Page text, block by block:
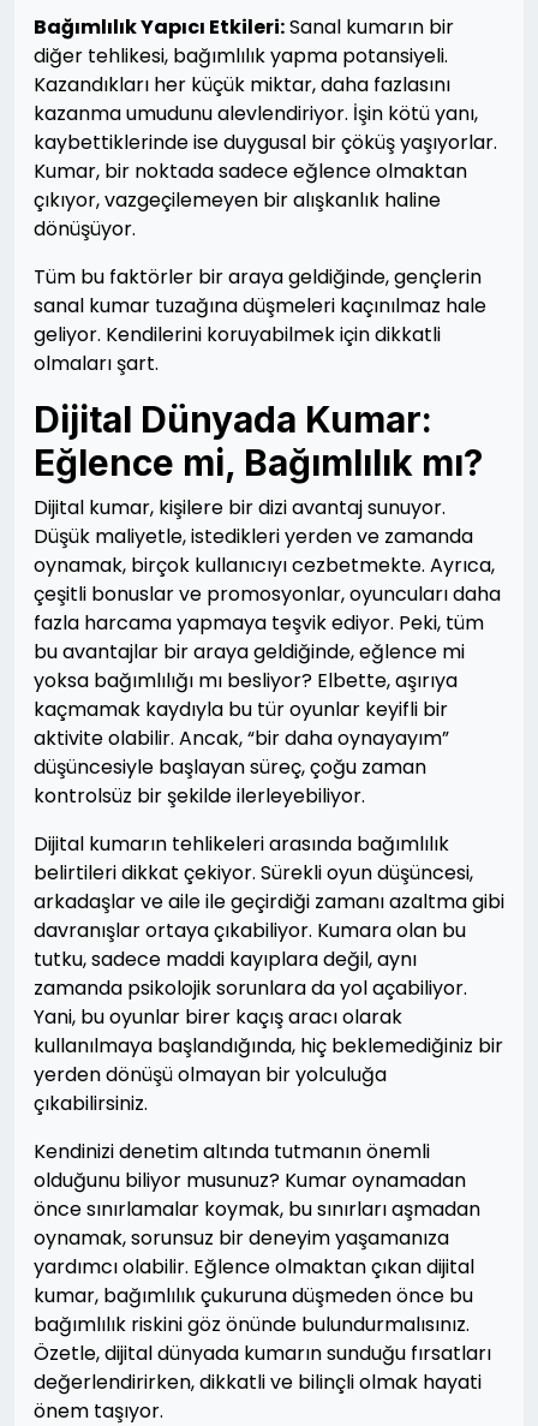
Bağımlılık Yapıcı Etkileri:Sanal kumarın bir
diğer tehlikesi, bağımlılık yapma potansiyeli.
Kazandıkları her küçük miktar, daha fazlasını
kazanma umudunu alevlendiriyor. İşin kötü yanı,
kaybettiklerinde ise duygusal bir çöküş yaşıyorlar.
Kumar, bir noktada sadece eğlence olmaktan
çıkıyor, vazgeçilemeyen bir alışkanlık haline
dönüşüyor.
Tüm bu faktörler bir araya geldiğinde, gençlerin
sanal kumar tuzağına düşmeleri kaçınılmaz hale
geliyor. Kendilerini koruyabilmek için dikkatli
olmaları şart.
Dijital Dünyada Kumar:
Eğlence mi, Bağımlılık mı?
Dijital kumar, kişilere bir dizi avantaj sunuyor.
Düşük maliyetle, istedikleri yerden ve zamanda
oynamak, birçok kullanıcıyı cezbetmekte. Ayrıca,
çeşitli bonuslar ve promosyonlar, oyuncuları daha
fazla harcama yapmaya teşvik ediyor. Peki, tüm
bu avantajlar bir araya geldiğinde, eğlence mi
yoksa bağımlılığı mı besliyor? Elbette, aşırıya
kaçmamak kaydıyla bu tür oyunlar keyifli bir
aktivite olabilir. Ancak, “bir daha oynayayım”
düşüncesiyle başlayan süreç, çoğu zaman
kontrolsüz bir şekilde ilerleyebiliyor.
Dijital kumarın tehlikeleri arasında bağımlılık
belirtileri dikkat çekiyor. Sürekli oyun düşüncesi,
arkadaşlar ve aile ile geçirdiği zamanı azaltma gibi
davranışlar ortaya çıkabiliyor. Kumara olan bu
tutku, sadece maddi kayıplara değil, aynı
zamanda psikolojik sorunlara da yol açabiliyor.
Yani, bu oyunlar birer kaçış aracı olarak
kullanılmaya başlandığında, hiç beklemediğiniz bir
yerden dönüşü olmayan bir yolculuğa
çıkabilirsiniz.
Kendinizi denetim altında tutmanın önemli
olduğunu biliyor musunuz? Kumar oynamadan
önce sınırlamalar koymak, bu sınırları aşmadan
oynamak, sorunsuz bir deneyim yaşamanıza
yardımcı olabilir. Eğlence olmaktan çıkan dijital
kumar, bağımlılık çukuruna düşmeden önce bu
bağımlılık riskini göz önünde bulundurmalısınız.
Özetle, dijital dünyada kumarın sunduğu fırsatları
değerlendirirken, dikkatli ve bilinçli olmak hayati
önem taşıyor.